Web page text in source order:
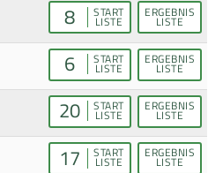
8 START
LISTE
ERGEBNIS
LISTE
6 START
LISTE
ERGEBNIS
LISTE
20 START
LISTE
ERGEBNIS
LISTE
17 START
LISTE
ERGEBNIS
LISTE